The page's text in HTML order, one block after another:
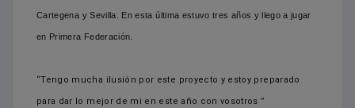
Cartegena y Sevilla. En esta última estuvo tres años y llego a jugar
en Primera Federación.
“Tengo mucha ilusión por este proyecto y estoy preparado
para dar lo mejor de mi en este año con vosotros ”